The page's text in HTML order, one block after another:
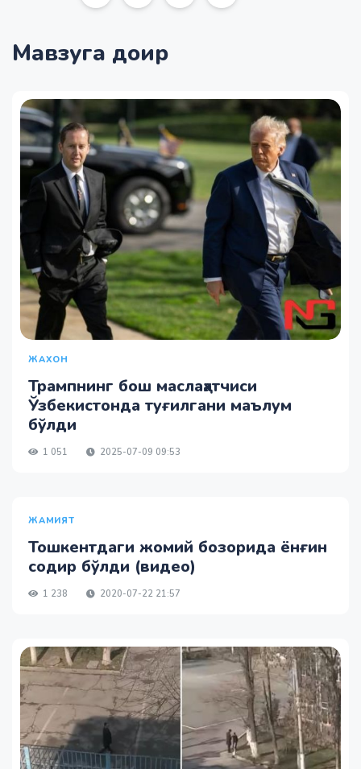
Мавзуга доир
ЖАХОН
Трампнинг бош маслаҳатчиси
Ўзбекистонда туғилгани маълум
бўлди
1 051 2025-07-09 09:53
ЖАМИЯТ
Тошкентдаги жомий бозорида ёнғин
содир бўлди (видео)
1 238 2020-07-22 21:57